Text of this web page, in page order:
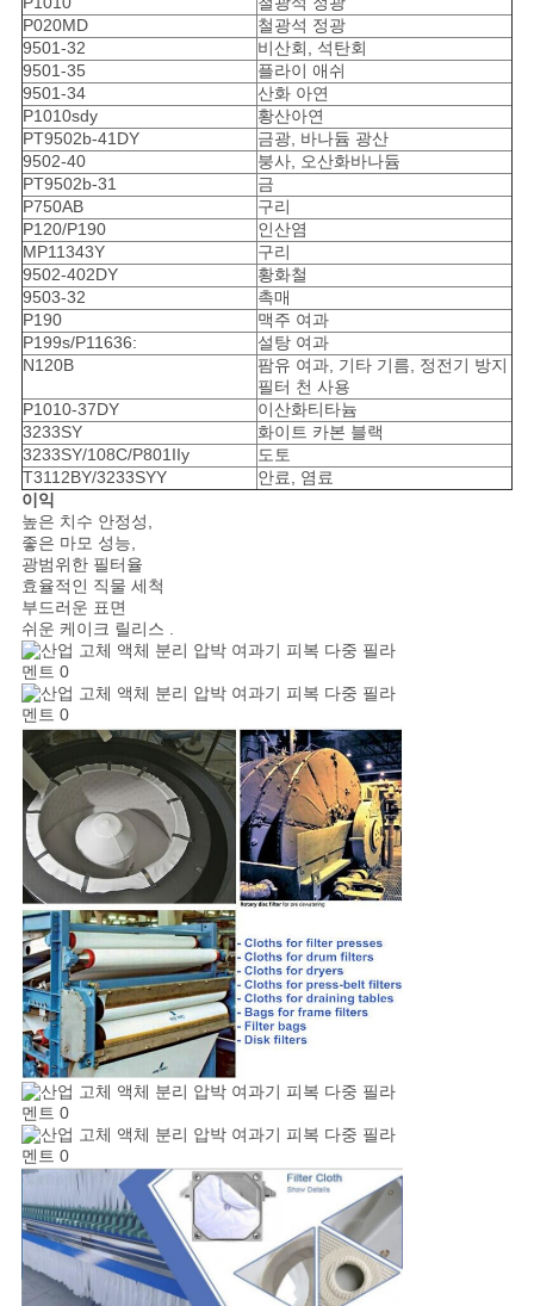
P020MD
철광석 정광
9501-32
비산회, 석탄회
9501-35
플라이 애쉬
9501-34
산화 아연
P1010sdy
황산아연
PT9502b-41DY
금광, 바나듐 광산
9502-40
붕사, 오산화바나듐
PT9502b-31
금
P750AB
구리
P120/P190
인산염
MP11343Y
구리
9502-402DY
황화철
9503-32
촉매
P190
맥주 여과
P199s/P11636:
설탕 여과
N120B
팜유 여과, 기타 기름, 정전기 방지
필터 천 사용
P1010-37DY
이산화티타늄
3233SY
화이트 카본 블랙
3233SY/108C/P801IIy
도토
T3112BY/3233SYY
안료, 염료
이익
높은 치수 안정성,
좋은 마모 성능,
광범위한 필터율
효율적인 직물 세척
부드러운 표면
쉬운 케이크 릴리스 .